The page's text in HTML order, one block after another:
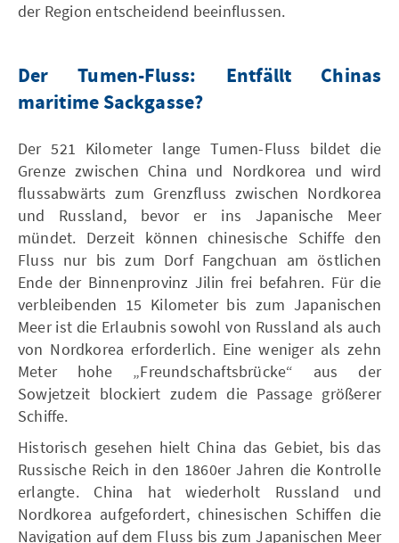
der Region entscheidend beeinflussen.
Der Tumen-Fluss: Entfällt Chinas
maritime Sackgasse?
Der 521 Kilometer lange Tumen-Fluss bildet die
Grenze zwischen China und Nordkorea und wird
flussabwärts zum Grenzfluss zwischen Nordkorea
und Russland, bevor er ins Japanische Meer
mündet. Derzeit können chinesische Schiffe den
Fluss nur bis zum Dorf Fangchuan am östlichen
Ende der Binnenprovinz Jilin frei befahren. Für die
verbleibenden 15 Kilometer bis zum Japanischen
Meer ist die Erlaubnis sowohl von Russland als auch
von Nordkorea erforderlich. Eine weniger als zehn
Meter hohe „Freundschaftsbrücke“ aus der
Sowjetzeit blockiert zudem die Passage größerer
Schiffe.
Historisch gesehen hielt China das Gebiet, bis das
Russische Reich in den 1860er Jahren die Kontrolle
erlangte. China hat wiederholt Russland und
Nordkorea aufgefordert, chinesischen Schiffen die
Navigation auf dem Fluss bis zum Japanischen Meer